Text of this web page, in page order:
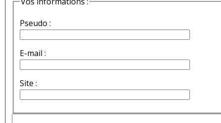
Pseudo :
E-mail :
Site :